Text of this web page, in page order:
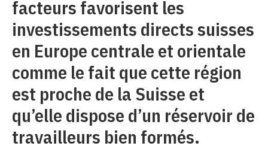
facteurs favorisent les
investissements directs suisses
en Europe centrale et orientale
comme le fait que cette région
est proche de la Suisse et
qu’elle dispose d’un réservoir de
travailleurs bien formés.